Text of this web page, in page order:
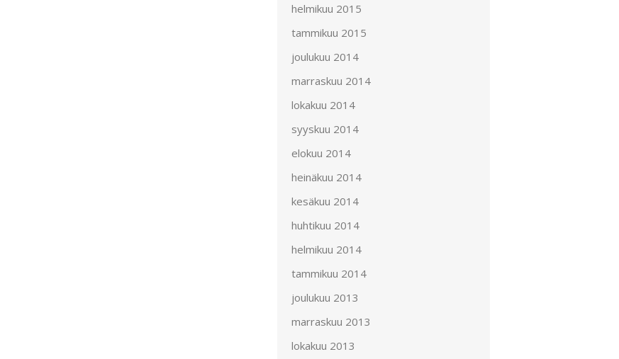
helmikuu 2015
tammikuu 2015
joulukuu 2014
marraskuu 2014
lokakuu 2014
syyskuu 2014
elokuu 2014
heinäkuu 2014
kesäkuu 2014
huhtikuu 2014
helmikuu 2014
tammikuu 2014
joulukuu 2013
marraskuu 2013
lokakuu 2013